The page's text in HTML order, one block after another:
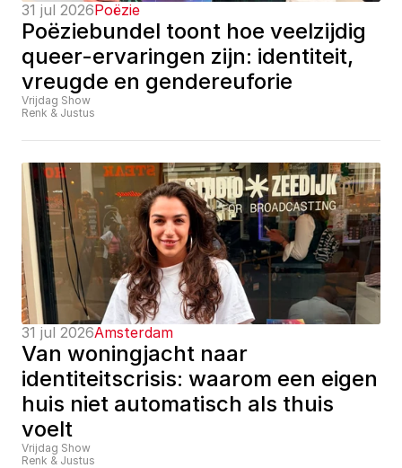
31 jul 2026Poëzie
Poëziebundel toont hoe veelzijdig
queer-ervaringen zijn: identiteit,
vreugde en gendereuforie
Vrijdag Show
Renk & Justus
31 jul 2026Amsterdam
Van woningjacht naar
identiteitscrisis: waarom een eigen
huis niet automatisch als thuis
voelt
Vrijdag Show
Renk & Justus